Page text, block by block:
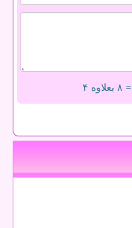
= ۸ بعلاوه ۴